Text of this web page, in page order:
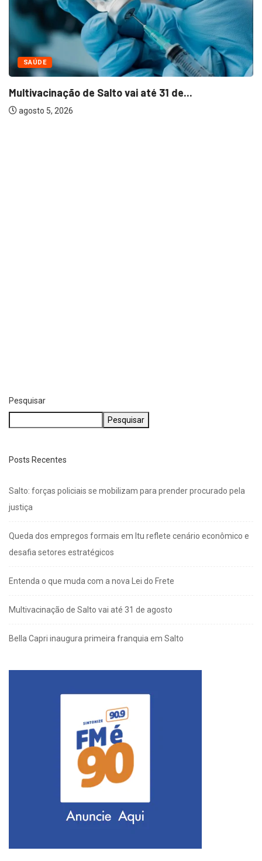
SAÚDE
Multivacinação de Salto vai até 31 de...
agosto 5, 2026
Pesquisar
Pesquisar
Posts Recentes
Salto: forças policiais se mobilizam para prender procurado pela
justiça
Queda dos empregos formais em Itu reflete cenário econômico e
desafia setores estratégicos
Entenda o que muda com a nova Lei do Frete
Multivacinação de Salto vai até 31 de agosto
Bella Capri inaugura primeira franquia em Salto